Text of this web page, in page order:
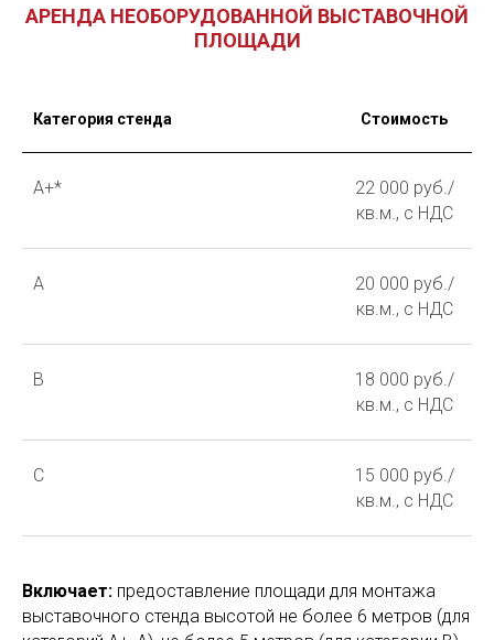
АРЕНДА НЕОБОРУДОВАННОЙ ВЫСТАВОЧНОЙ
ПЛОЩАДИ
Категория стенда Стоимость
А+*
22 000 руб./
кв.м., с НДС
А
20 000 руб./
кв.м., с НДС
В
18 000 руб./
кв.м., с НДС
С
15 000 руб./
кв.м., с НДС
Включает: предоставление площади для монтажа
выставочного стенда высотой не более 6 метров (для